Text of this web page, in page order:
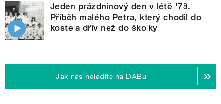
Jeden prázdninový den v létě '78.
Příběh malého Petra, který chodil do
kostela dřív než do školky
Jak nás naladíte na DABu